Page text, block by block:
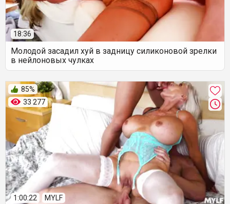
18:36
Молодой засадил хуй в задницу силиконовой зрелки
в нейлоновых чулках
33 277
85%
1:00:22 MYLF